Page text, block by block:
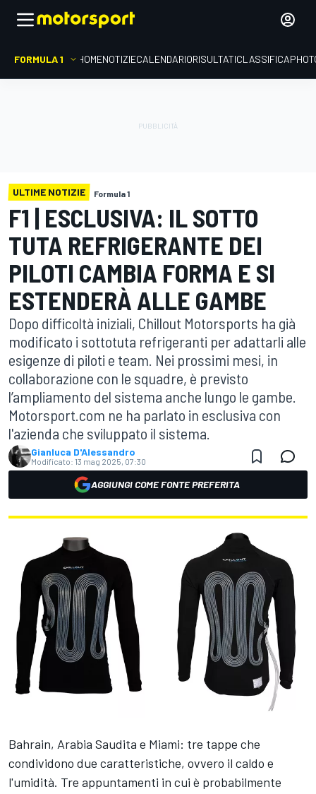
FORMULA 1 HOMENOTIZIECALENDARIORISULTATICLASSIFICA
ULTIME NOTIZIE Formula 1
F1 | ESCLUSIVA: IL SOTTO
TUTA REFRIGERANTE DEI
PILOTI CAMBIA FORMA E SI
ESTENDERÀ ALLE GAMBE
Dopo difficoltà iniziali, Chillout Motorsports ha già
modificato i sottotuta refrigeranti per adattarli alle
esigenze di piloti e team. Nei prossimi mesi, in
collaborazione con le squadre, è previsto
l’ampliamento del sistema anche lungo le gambe.
Motorsport.com ne ha parlato in esclusiva con
l'azienda che sviluppato il sistema.
Gianluca D'Alessandro
Modificato: 13 mag 2025, 07:30
AGGIUNGI COME FONTE PREFERITA
Bahrain, Arabia Saudita e Miami: tre tappe che
condividono due caratteristiche, ovvero il caldo e
l'umidità. Tre appuntamenti in cui è probabilmente